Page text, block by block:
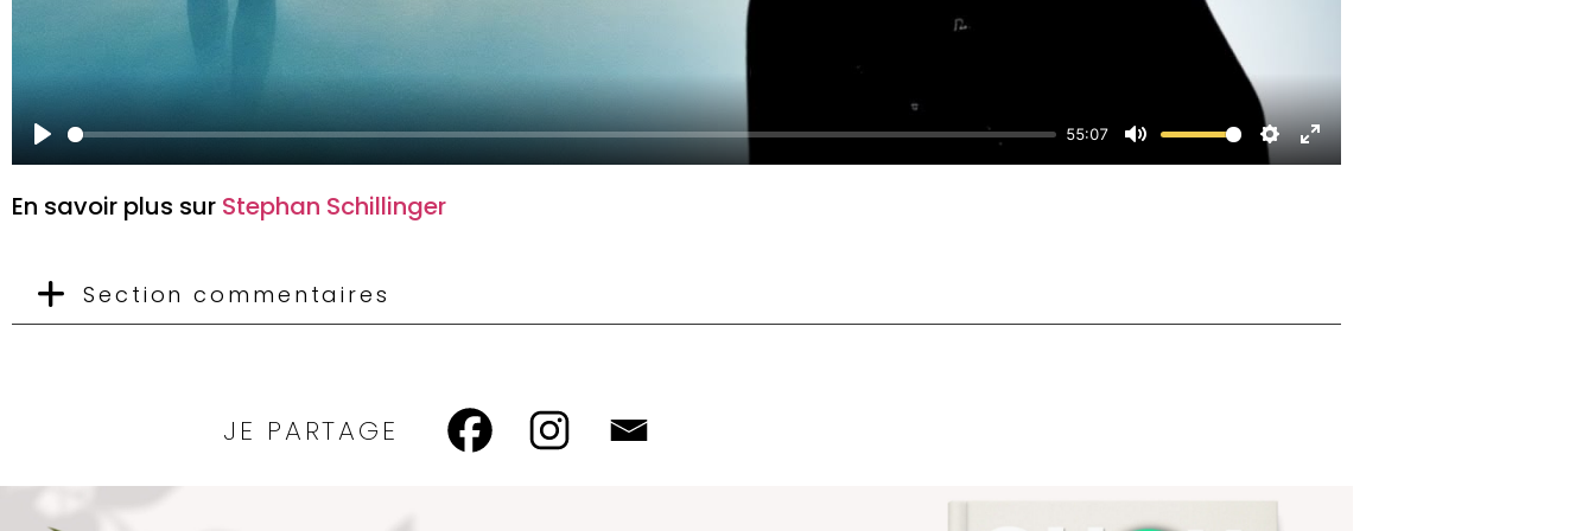
Play
55:07
Mute SettingsEnter fullscreen
En savoir plus sur Stephan Schillinger
Section commentaires
JE PARTAGE